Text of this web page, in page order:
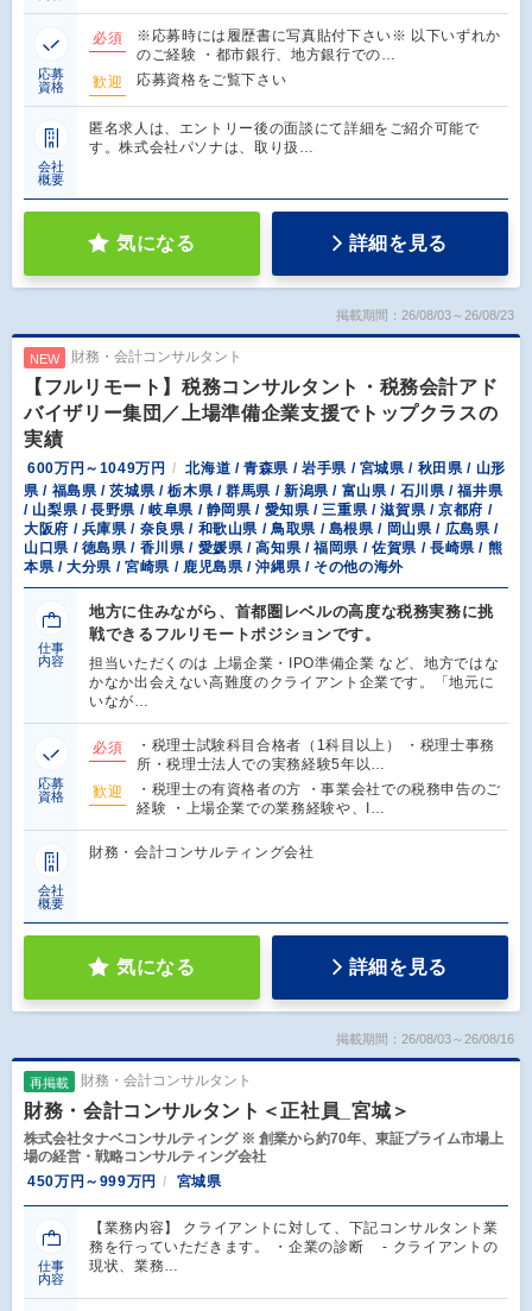
応募
資格
必須
※応募時には履歴書に写真貼付下さい※ 以下いずれか
のご経験 ・都市銀行、地方銀行での…
歓迎
応募資格をご覧下さい
会社
概要
匿名求人は、エントリー後の面談にて詳細をご紹介可能で
す。株式会社パソナは、取り扱…
気になる 詳細を見る
掲載期間：26/08/03～26/08/23
NEW 財務・会計コンサルタント
【フルリモート】税務コンサルタント・税務会計アド
バイザリー集団／上場準備企業支援でトップクラスの
実績
600万円～1049万円
北海道 / 青森県 / 岩手県 / 宮城県 / 秋田県 / 山形
県 / 福島県 / 茨城県 / 栃木県 / 群馬県 / 新潟県 / 富山県 / 石川県 / 福井県
/ 山梨県 / 長野県 / 岐阜県 / 静岡県 / 愛知県 / 三重県 / 滋賀県 / 京都府 /
大阪府 / 兵庫県 / 奈良県 / 和歌山県 / 鳥取県 / 島根県 / 岡山県 / 広島県 /
山口県 / 徳島県 / 香川県 / 愛媛県 / 高知県 / 福岡県 / 佐賀県 / 長崎県 / 熊
本県 / 大分県 / 宮崎県 / 鹿児島県 / 沖縄県 / その他の海外
仕事
内容
地方に住みながら、首都圏レベルの高度な税務実務に挑
戦できるフルリモートポジションです。
担当いただくのは 上場企業・IPO準備企業 など、地方ではな
かなか出会えない高難度のクライアント企業です。「地元に
いなが…
応募
資格
必須
・税理士試験科目合格者（1科目以上） ・税理士事務
所・税理士法人での実務経験5年以…
歓迎
・税理士の有資格者の方 ・事業会社での税務申告のご
経験 ・上場企業での業務経験や、I…
会社
概要
財務・会計コンサルティング会社
気になる 詳細を見る
掲載期間：26/08/03～26/08/16
再掲載 財務・会計コンサルタント
財務・会計コンサルタント＜正社員_宮城＞
株式会社タナベコンサルティング ※ 創業から約70年、東証プライム市場上
場の経営・戦略コンサルティング会社
450万円～999万円
宮城県
仕事
内容
【業務内容】 クライアントに対して、下記コンサルタント業
務を行っていただきます。 ・企業の診断 - クライアントの
現状、業務…